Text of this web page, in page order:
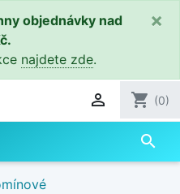
objednávky nad
najdete zde.
×
 shopping_cart (0)
search